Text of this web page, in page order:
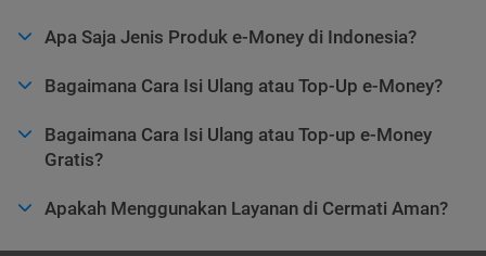
Apa Saja Jenis Produk e-Money di Indonesia?
Bagaimana Cara Isi Ulang atau Top-Up e-Money?
Bagaimana Cara Isi Ulang atau Top-up e-Money
Gratis?
Apakah Menggunakan Layanan di Cermati Aman?